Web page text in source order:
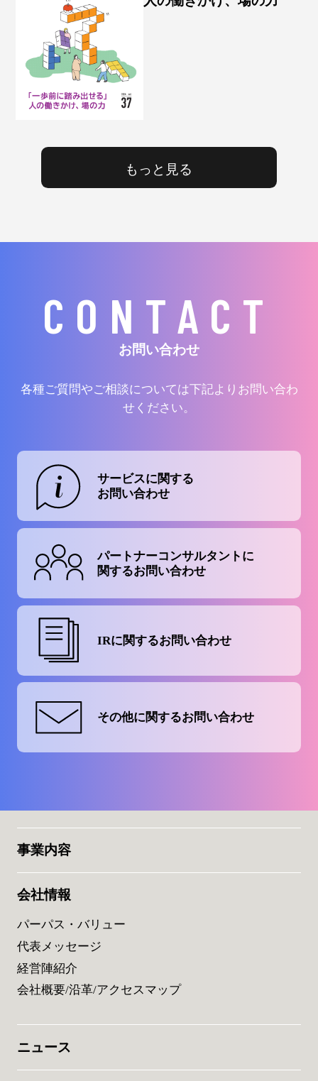
もっと見る
CONTACT
お問い合わせ
各種ご質問やご相談については下記よりお問い合わ
せください。
サービスに関する
お問い合わせ
パートナーコンサルタントに
関するお問い合わせ
IRに関するお問い合わせ
その他に関するお問い合わせ
事業内容
会社情報
パーパス・バリュー
代表メッセージ
経営陣紹介
会社概要/沿革/アクセスマップ
ニュース